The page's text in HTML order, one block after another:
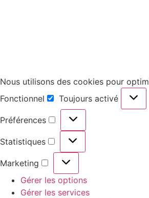
Nous utilisons des cookies pour
Fonctionnel
Toujours activé
Préférences
Statistiques
Marketing
Gérer les options
Gérer les services